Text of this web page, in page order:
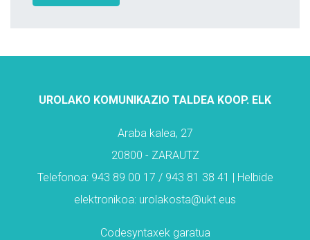
UROLAKO KOMUNIKAZIO TALDEA KOOP. ELK
Araba kalea, 27
20800 - ZARAUTZ
Telefonoa: 943 89 00 17 / 943 81 38 41 | Helbide
elektronikoa: urolakosta@ukt.eus
Codesyntaxek garatua